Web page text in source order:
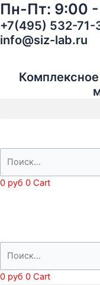
Перейти
к
содержимому
Пн-Пт: 9:00
+7(495) 532-71-
info@siz-lab.ru
0 руб 0 Cart
0 руб 0 Cart
Очки
Сенатор
прозрачные
Артикул:
quantity